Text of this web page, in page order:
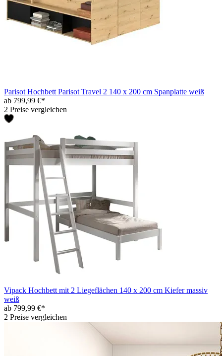
Parisot Hochbett Parisot Travel 2 140 x 200 cm Spanplatte weiß
ab 799,99 €*
2 Preise vergleichen
Vipack Hochbett mit 2 Liegeflächen 140 x 200 cm Kiefer massiv
weiß
ab 799,99 €*
2 Preise vergleichen